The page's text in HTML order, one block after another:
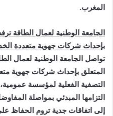
المغرب.
الجامعة الوطنية لعمال الطاقة
بإحداث شركات جهوية متعددة
تواصل الجامعة الوطنية لعمال
المتعلق بإحداث شركات جهوية
التصفية الفعلية لمؤسسة عمومية،
التزامها المبدئي بمواصلة
إلى اتفاقات جدية تروم الحفاظ